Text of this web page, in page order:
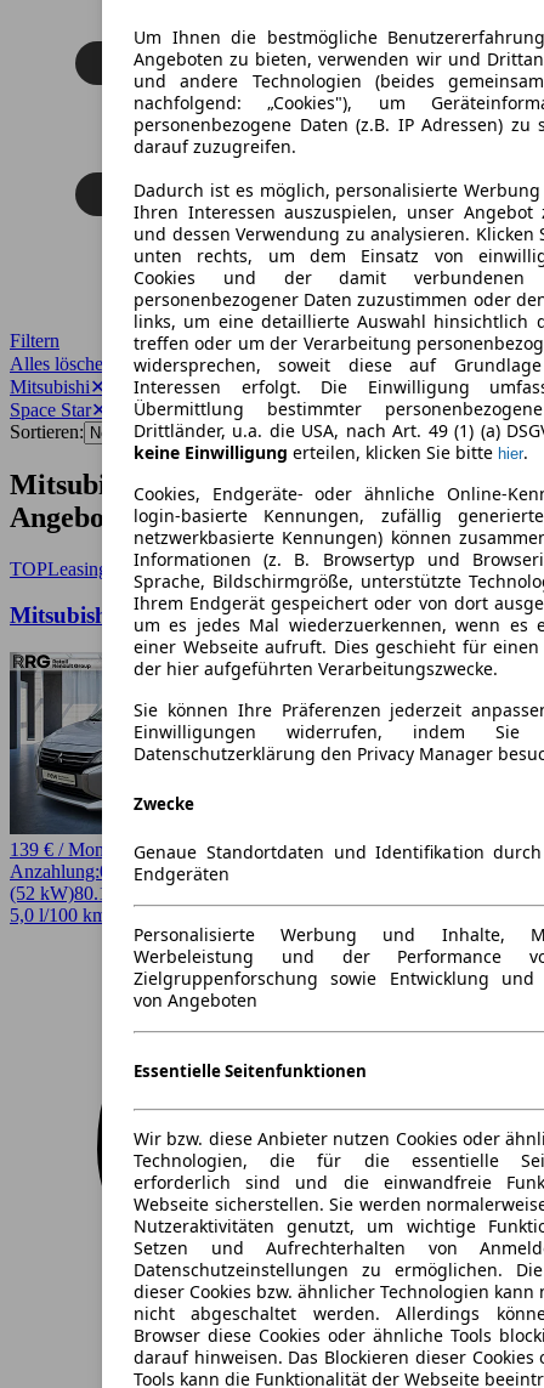
Filtern
Alles löschen
Mitsubishi✕
Space Star✕
Sortieren:
Mitsubishi Space Star Gebrauchtwagen-
Angebote
TOPLeasing
Mitsubishi Space Star 1.2 Select DAB Klima
139 € / Monat
Anzahlung:0,00 €Laufzeit:48 Monate
(52 kW)80.128 km
5,0 l/100 km (komb.)* · 113 g/km CO2* · CO2-Klasse C
Um Ihnen die bestmögliche
Angeboten zu bieten, verwenden wir und
und andere Technologien (beides
nachfolgend: „Cookies"), um
personenbezogene Daten (z.B. IP Adressen) zu
darauf zuzugreifen.
Dadurch ist es möglich, personalisierte
Ihren Interessen auszuspielen, unser Angebot
und dessen Verwendung zu analysieren. Klicken
unten rechts, um dem Einsatz von
Cookies und der damit verbundenen
personenbezogener Daten zuzustimmen oder
links, um eine detaillierte Auswahl hinsichtlich
treffen oder um der Verarbeitung
widersprechen, soweit diese auf
Interessen erfolgt. Die Einwilligung
Übermittlung bestimmter
Drittländer, u.a. die USA, nach Art. 49 (1) (a)
keine Einwilligung erteilen, klicken Sie bitte hier.
Cookies, Endgeräte- oder ähnliche Online-
login-basierte Kennungen, zufällig
netzwerkbasierte Kennungen) können
Informationen (z. B. Browsertyp und
Sprache, Bildschirmgröße, unterstützte
Ihrem Endgerät gespeichert oder von dort
um es jedes Mal wiederzuerkennen, wenn es
einer Webseite aufruft. Dies geschieht für
der hier aufgeführten Verarbeitungszwecke.
Sie können Ihre Präferenzen jederzeit
Einwilligungen widerrufen, indem
Datenschutzerklärung den Privacy Manager
Zwecke
Genaue Standortdaten und Identifikation
Endgeräten
Personalisierte Werbung und Inhalte,
Werbeleistung und der Performance
Zielgruppenforschung sowie Entwicklung und
von Angeboten
Essentielle Seitenfunktionen
Wir bzw. diese Anbieter nutzen Cookies oder
Technologien, die für die essentielle
erforderlich sind und die einwandfreie
Webseite sicherstellen. Sie werden
Nutzeraktivitäten genutzt, um wichtige
Setzen und Aufrechterhalten von
Datenschutzeinstellungen zu ermöglichen.
dieser Cookies bzw. ähnlicher Technologien kann
nicht abgeschaltet werden. Allerdings
Browser diese Cookies oder ähnliche Tools
darauf hinweisen. Das Blockieren dieser
Tools kann die Funktionalität der Webseite